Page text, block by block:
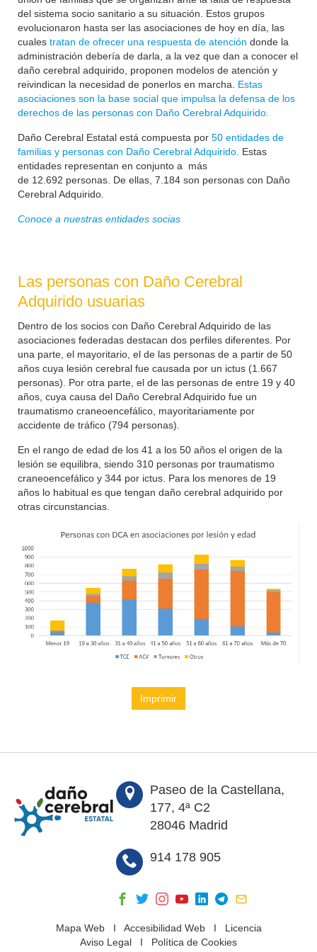
del sistema socio sanitario a su situación. Estos grupos
evolucionaron hasta ser las asociaciones de hoy en día, las
cuales tratan de ofrecer una respuesta de atención donde la
administración debería de darla, a la vez que dan a conocer el
daño cerebral adquirido, proponen modelos de atención y
reivindican la necesidad de ponerlos en marcha. Estas
asociaciones son la base social que impulsa la defensa de los
derechos de las personas con Daño Cerebral Adquirido.
Daño Cerebral Estatal está compuesta por 50 entidades de
familias y personas con Daño Cerebral Adquirido. Estas
entidades representan en conjunto a más
de 12.692 personas. De ellas, 7.184 son personas con Daño
Cerebral Adquirido.
Conoce a nuestras entidades socias
Las personas con Daño Cerebral
Adquirido usuarias
Dentro de los socios con Daño Cerebral Adquirido de las
asociaciones federadas destacan dos perfiles diferentes. Por
una parte, el mayoritario, el de las personas de a partir de 50
años cuya lesión cerebral fue causada por un ictus (1.667
personas). Por otra parte, el de las personas de entre 19 y 40
años, cuya causa del Daño Cerebral Adquirido fue un
traumatismo craneoencefálico, mayoritariamente por
accidente de tráfico (794 personas).
En el rango de edad de los 41 a los 50 años el origen de la
lesión se equilibra, siendo 310 personas por traumatismo
craneoencefálico y 344 por ictus. Para los menores de 19
años lo habitual es que tengan daño cerebral adquirido por
otras circunstancias.
Imprimir
Paseo de la Castellana,
177, 4ª C2
28046 Madrid
914 178 905
Mapa WebI Accesibilidad WebI Licencia
Aviso Legal I Política de Cookies